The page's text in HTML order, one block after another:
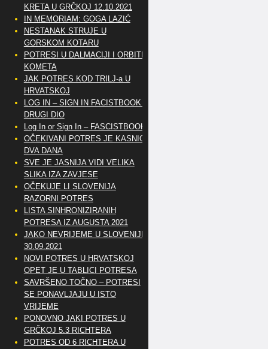
KRETA U GRČKOJ 12.10.2021
IN MEMORIAM: GOGA LAZIĆ
NESTANAK STRUJE U
GORSKOM KOTARU
POTRESI U DALMACIJI I ORBITE
KOMETA
JAK POTRES KOD TRILJ-a U
HRVATSKOJ
LOG IN – SIGN IN FACISTBOOK –
DRUGI DIO
Log In or Sign In – FASCISTBOOK
OČEKIVANI POTRES JE KASNIO
DVA DANA
SVE JE JASNIJA VIDI VELIKA
SLIKA IZA ZAVJESE
OČEKUJE LI SLOVENIJA
RAZORNI POTRES
LISTA SINHRONIZIRANIH
POTRESA IZ AUGUSTA 2021
JAKO NEVRIJEME U SLOVENIJI
30.09.2021
NOVI POTRES U HRVATSKOJ
OPET JE U TABLICI POTRESA
SAVRŠENO TOČNO – POTRESI
SE PONAVLJAJU U ISTO
VRIJEME
PONOVNO JAKI POTRES U
GRČKOJ 5.3 RICHTERA
POTRES OD 6 RICHTERA U